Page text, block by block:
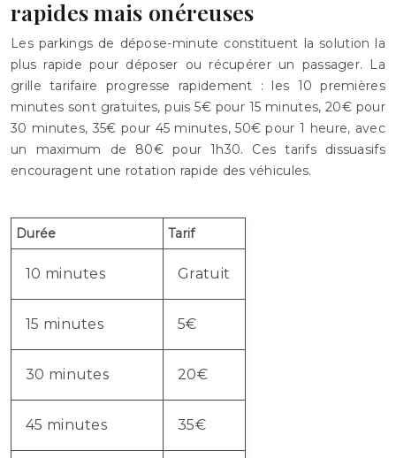
rapides mais onéreuses
Les parkings de dépose-minute constituent la solution la
plus rapide pour déposer ou récupérer un passager. La
grille tarifaire progresse rapidement : les 10 premières
minutes sont gratuites, puis 5€ pour 15 minutes, 20€ pour
30 minutes, 35€ pour 45 minutes, 50€ pour 1 heure, avec
un maximum de 80€ pour 1h30. Ces tarifs dissuasifs
encouragent une rotation rapide des véhicules.
Durée Tarif
10 minutes Gratuit
15 minutes 5€
30 minutes 20€
45 minutes 35€